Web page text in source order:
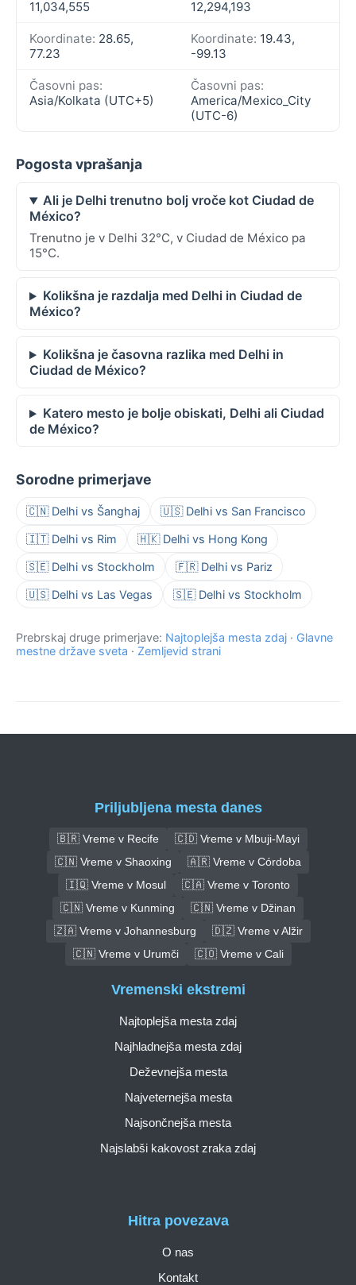
11,034,555 12,294,193
Koordinate: 28.65,
77.23
Koordinate: 19.43,
-99.13
Časovni pas:
Asia/Kolkata (UTC+5)
Časovni pas:
America/Mexico_City
(UTC-6)
Pogosta vprašanja
Ali je Delhi trenutno bolj vroče kot Ciudad de
México?
Trenutno je v Delhi 32°C, v Ciudad de México pa
15°C.
Kolikšna je razdalja med Delhi in Ciudad de
México?
Kolikšna je časovna razlika med Delhi in
Ciudad de México?
Katero mesto je bolje obiskati, Delhi ali Ciudad
de México?
Sorodne primerjave
🇨🇳 Delhi vs Šanghaj 🇺🇸 Delhi vs San Francisco
🇮🇹 Delhi vs Rim 🇭🇰 Delhi vs Hong Kong
🇸🇪 Delhi vs Stockholm 🇫🇷 Delhi vs Pariz
🇺🇸 Delhi vs Las Vegas 🇸🇪 Delhi vs Stockholm
Prebrskaj druge primerjave: Najtoplejša mesta zdaj · Glavne
mestne države sveta · Zemljevid strani
Priljubljena mesta danes
🇧🇷 Vreme v Recife
🇨🇩 Vreme v Mbuji-Mayi
🇨🇳 Vreme v Shaoxing
🇦🇷 Vreme v Córdoba
🇮🇶 Vreme v Mosul
🇨🇦 Vreme v Toronto
🇨🇳 Vreme v Kunming
🇨🇳 Vreme v Džinan
🇿🇦 Vreme v Johannesburg
🇩🇿 Vreme v Alžir
🇨🇳 Vreme v Urumči
🇨🇴 Vreme v Cali
Hitra povezava
O nas
Kontakt
Vremenski ekstremi
Najtoplejša mesta zdaj
Najhladnejša mesta zdaj
Deževnejša mesta
Najveternejša mesta
Najsončnejša mesta
Najslabši kakovost zraka zdaj